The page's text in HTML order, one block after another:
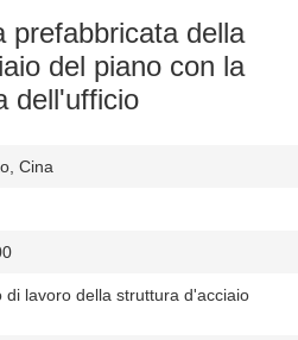
prefabbricata della
del piano con la
dell'ufficio
Cina
di lavoro della struttura d'acciaio